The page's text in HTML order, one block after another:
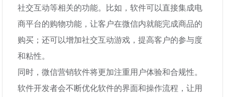
社交互动等相关的功能。比如，软件可以直接集成电
商平台的购物功能，让客户在微信内就能完成商品的
购买；还可以增加社交互动游戏，提高客户的参与度
和粘性。
同时，微信营销软件将更加注重用户体验和合规性。
软件开发者会不断优化软件的界面和操作流程，让用